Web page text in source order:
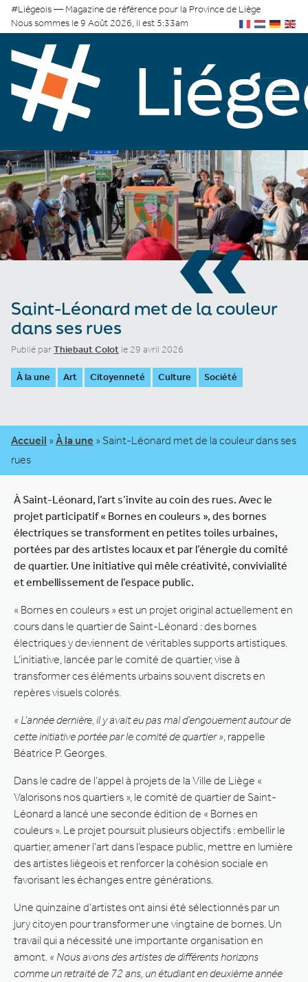
#Liégeois — Magazine de référence pour la Province de Liège
Nous sommes le 9 Août 2026, il est 5:33am
«
Saint-Léonard met de la couleur
dans ses rues
Publié parThiebaut Colot le 29 avril 2026
À la une Art Citoyenneté Culture Société
Accueil » À la une » Saint-Léonard met de la couleur dans ses
rues
À Saint-Léonard, l’art s’invite au coin des rues. Avec le
projet participatif « Bornes en couleurs », des bornes
électriques se transforment en petites toiles urbaines,
portées par des artistes locaux et par l’énergie du comité
de quartier. Une initiative qui mêle créativité, convivialité
et embellissement de l’espace public.
« Bornes en couleurs » est un projet original actuellement en
cours dans le quartier de Saint-Léonard : des bornes
électriques y deviennent de véritables supports artistiques.
L’initiative, lancée par le comité de quartier, vise à
transformer ces éléments urbains souvent discrets en
repères visuels colorés.
« L’année dernière, il y avait eu pas mal d’engouement autour de
cette initiative portée par le comité de quartier » , rappelle
Béatrice P. Georges.
Dans le cadre de l’appel à projets de la Ville de Liège «
Valorisons nos quartiers », le comité de quartier de Saint-
Léonard a lancé une seconde édition de « Bornes en
couleurs ». Le projet poursuit plusieurs objectifs : embellir le
quartier, amener l’art dans l’espace public, mettre en lumière
des artistes liégeois et renforcer la cohésion sociale en
favorisant les échanges entre générations.
Une quinzaine d’artistes ont ainsi été sélectionnés par un
jury citoyen pour transformer une vingtaine de bornes. Un
travail qui a nécessité une importante organisation en
amont. « Nous avons des artistes de différents horizons
comme un retraité de 72 ans, un étudiant en deuxième année